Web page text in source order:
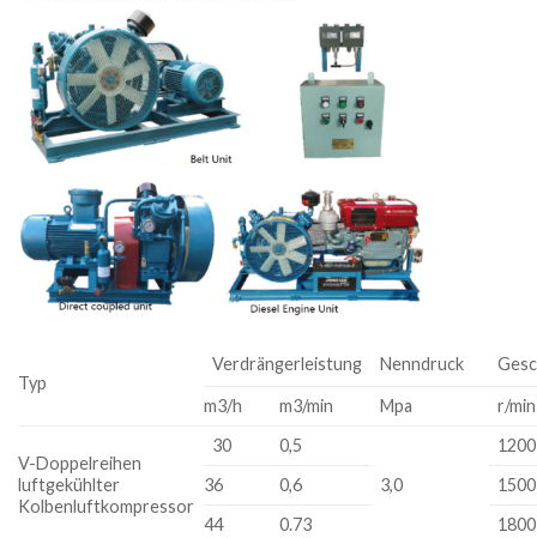
Typ
Verdrängerleistung Nenndruck
m3/h m3/min Mpa r/min
V-Doppelreihen
luftgekühlter
Kolbenluftkompressor
30
0,5
3,0
1200
36
0,6
1500
44
0.73 1800